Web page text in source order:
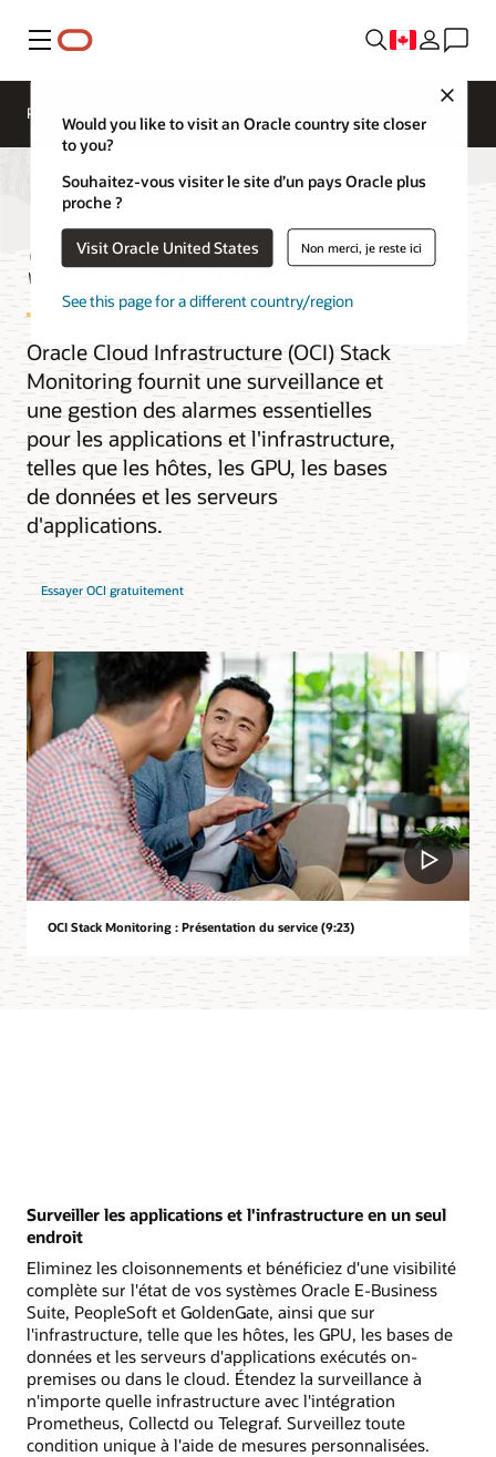
Menu
Would you like to visit an Oracle country site closer
to you?
Souhaitez-vous visiter le site d’un pays Oracle plus
proche ?
Visit Oracle United States Non merci, je reste ici
See this page for a different country/region
Présentation
Stack Monitoring
Oracle Cloud Infrastructure (OCI) Stack
Monitoring fournit une surveillance et
une gestion des alarmes essentielles
pour les applications et l'infrastructure,
telles que les hôtes, les GPU, les bases
de données et les serveurs
d'applications.
Essayer OCI gratuitement
OCI Stack Monitoring : Présentation du service (9:23)
Surveiller les applications et l'infrastructure en un seul
endroit
Eliminez les cloisonnements et bénéficiez d'une visibilité
complète sur l'état de vos systèmes Oracle E-Business
Suite, PeopleSoft et GoldenGate, ainsi que sur
l'infrastructure, telle que les hôtes, les GPU, les bases de
données et les serveurs d'applications exécutés on-
premises ou dans le cloud. Étendez la surveillance à
n'importe quelle infrastructure avec l'intégration
Prometheus, Collectd ou Telegraf. Surveillez toute
condition unique à l'aide de mesures personnalisées.